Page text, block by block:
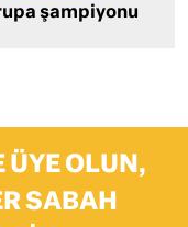
şampiyonu
ÜYE OLUN,
SABAH